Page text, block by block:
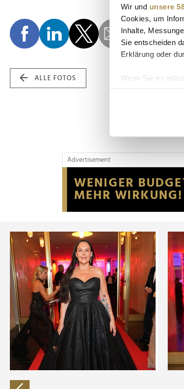
Wir und unsere
Cookies, um
Inhalte,
Sie entscheiden
Erklärung oder
Wenn Sie es
Erfahren Sie
Wir verwenden
Website an
möglicherweise
der Dienste
ALLE FOTOS
Advertisement